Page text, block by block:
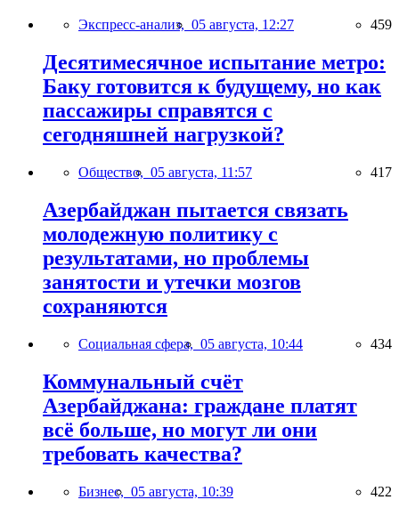
Экспресс-анализ, 05 августа, 12:27 459
Десятимесячное испытание метро:
Баку готовится к будущему, но как
пассажиры справятся с
сегодняшней нагрузкой?
Общество, 05 августа, 11:57 417
Азербайджан пытается связать
молодежную политику с
результатами, но проблемы
занятости и утечки мозгов
сохраняются
Социальная сфера, 05 августа, 10:44 434
Коммунальный счёт
Азербайджана: граждане платят
всё больше, но могут ли они
требовать качества?
Бизнес, 05 августа, 10:39 422